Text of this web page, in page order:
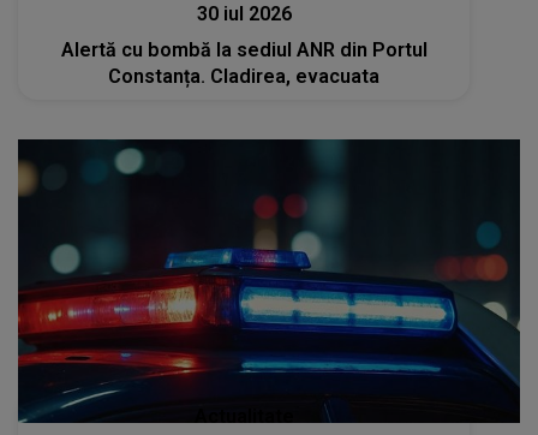
30 iul 2026
Alertă cu bombă la sediul ANR din Portul
Constanța. Cladirea, evacuata